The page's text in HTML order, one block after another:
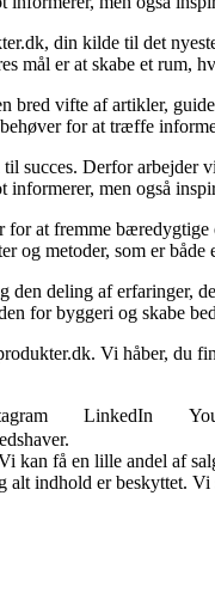
din kilde til det
mål er at skabe et rum,
bred vifte af artikler,
for at træffe
succes. Derfor arbejder
men også
for at fremme
og metoder, som er både
deling af erfaringer,
for byggeri og skabe
Vi håber, du
LinkedIn
kan få en lille andel af
alt indhold er beskyttet.